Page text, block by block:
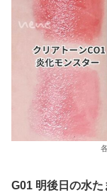
G01 明後日の水た